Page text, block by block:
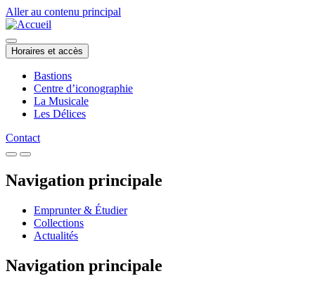
Aller au contenu principal
Horaires et accès
Bastions
Centre d’iconographie
La Musicale
Les Délices
Contact
Navigation principale
Emprunter & Étudier
Collections
Actualités
Navigation principale